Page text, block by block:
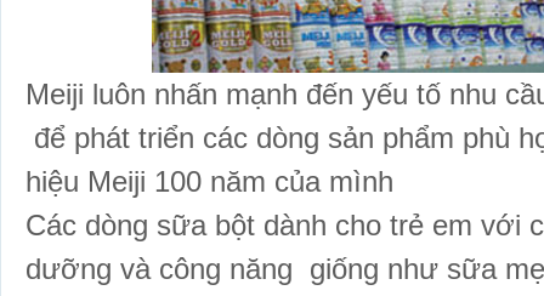
Meiji luôn nhấn mạnh đến yếu tố nhu
để phát triển các dòng sản phẩm phù
hiệu Meiji 100 năm của mình
Các dòng sữa bột dành cho trẻ em với
dưỡng và công năng giống như sữa